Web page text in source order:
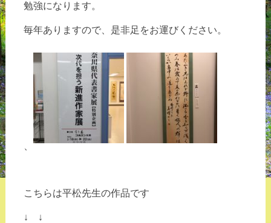
勉強になります。
毎年ありますので、是非足をお運びください。
、
こちらは平松先生の作品です
↓ ↓